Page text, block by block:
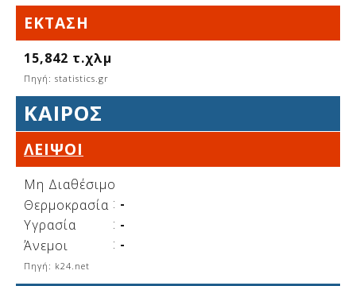
Δείτε μας:
Δείτε μας:
Δείτε μας:
Δείτε μας:
Δείτε μας:
Δείτε μας:
Δείτε μας:
Δείτε μας:
Δείτε μας:
Δείτε μας:
ΈΚΤΑΣΗ
15,842 τ.χλμ
Πηγή: statistics.gr
ΚΑΙΡΌΣ
ΛΕΙΨΟΊ
Μη Διαθέσιμο
Θερμοκρασία : -
Υγρασία
: -
Άνεμοι
: -
Πηγή: k24.net